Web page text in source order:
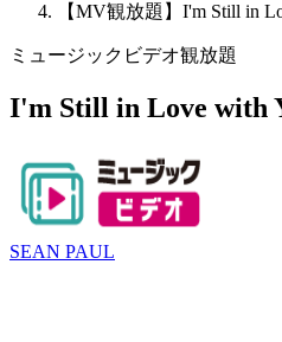
【MV観放題】I'm Still in
ミュージックビデオ観放題
I'm Still in Love with
SEAN PAUL